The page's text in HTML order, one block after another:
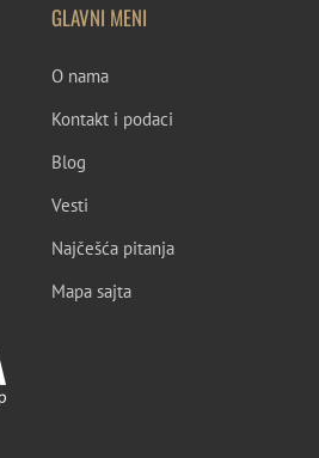
GLAVNI MENI
O nama
Kontakt i podaci
Blog
Vesti
Najčešća pitanja
Mapa sajta